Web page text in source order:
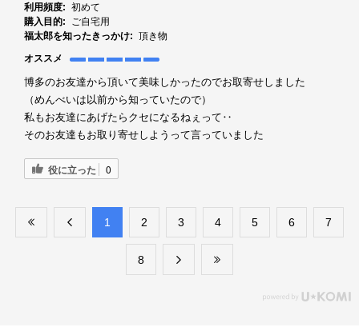
利用頻度: 初めて
購入目的:
ご自宅用
福太郎を知ったきっかけ: 頂き物
オススメ
博多のお友達から頂いて美味しかったのでお取寄せしました
（めんべいは以前から知っていたので）
私もお友達にあげたらクセになるねぇって‥
そのお友達もお取り寄せしようって言っていました
役に立った 0
​1 ​2 ​3 ​4 ​5 ​6 ​7
​8